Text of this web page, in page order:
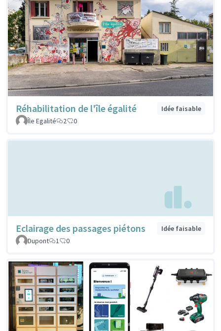
Réhabilitation de l'île égalité
Idée faisable
Île Egalité
2 0
Eclairage des passages piétons
Idée faisable
Dupont
1 0